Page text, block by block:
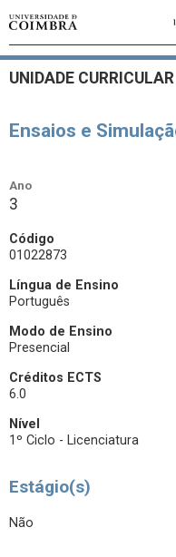
UNIDADE CURRICULAR
Ensaios e
Ano
3
Código
01022873
Língua de Ensino
Português
Modo de Ensino
Presencial
Créditos ECTS
6.0
Nível
1º Ciclo - Licenciatura
Estágio(s)
Não